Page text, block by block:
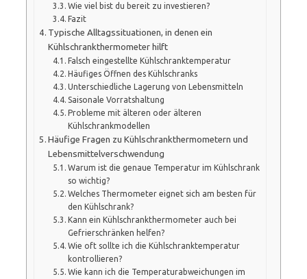
Wie viel bist du bereit zu investieren?
Fazit
Typische Alltagssituationen, in denen ein
Kühlschrankthermometer hilft
Falsch eingestellte Kühlschranktemperatur
Häufiges Öffnen des Kühlschranks
Unterschiedliche Lagerung von Lebensmitteln
Saisonale Vorratshaltung
Probleme mit älteren oder älteren
Kühlschrankmodellen
Häufige Fragen zu Kühlschrankthermometern und
Lebensmittelverschwendung
Warum ist die genaue Temperatur im Kühlschrank
so wichtig?
Welches Thermometer eignet sich am besten für
den Kühlschrank?
Kann ein Kühlschrankthermometer auch bei
Gefrierschränken helfen?
Wie oft sollte ich die Kühlschranktemperatur
kontrollieren?
Wie kann ich die Temperaturabweichungen im